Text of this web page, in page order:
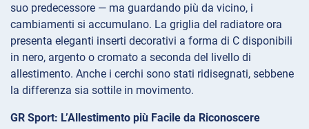
suo predecessore — ma guardando più da vicino, i
cambiamenti si accumulano. La griglia del radiatore ora
presenta eleganti inserti decorativi a forma di C disponibili
in nero, argento o cromato a seconda del livello di
allestimento. Anche i cerchi sono stati ridisegnati, sebbene
la differenza sia sottile in movimento.
GR Sport: L’Allestimento più Facile da Riconoscere